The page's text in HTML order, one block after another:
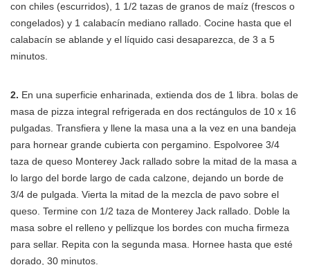
con chiles (escurridos), 1 1/2 tazas de granos de maíz (frescos o
congelados) y 1 calabacín mediano rallado. Cocine hasta que el
calabacín se ablande y el líquido casi desaparezca, de 3 a 5
minutos.
2. En una superficie enharinada, extienda dos de 1 libra. bolas de
masa de pizza integral refrigerada en dos rectángulos de 10 x 16
pulgadas. Transfiera y llene la masa una a la vez en una bandeja
para hornear grande cubierta con pergamino. Espolvoree 3/4
taza de queso Monterey Jack rallado sobre la mitad de la masa a
lo largo del borde largo de cada calzone, dejando un borde de
3/4 de pulgada. Vierta la mitad de la mezcla de pavo sobre el
queso. Termine con 1/2 taza de Monterey Jack rallado. Doble la
masa sobre el relleno y pellizque los bordes con mucha firmeza
para sellar. Repita con la segunda masa. Hornee hasta que esté
dorado, 30 minutos.